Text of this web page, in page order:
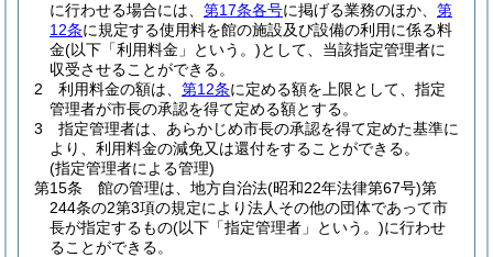
に行わせる場合には、 第17条各号に掲げる業務のほか、 第
12条に規定する使用料を館の施設及び設備の利用に係る料
金(以下「利用料金」という。)として、当該指定管理者に
収受させることができる。
2
利用料金の額は、 第12条に定める額を上限として、指定
管理者が市長の承認を得て定める額とする。
3
指定管理者は、あらかじめ市長の承認を得て定めた基準に
より、利用料金の減免又は還付をすることができる。
(指定管理者による管理)
第15条
館の管理は、地方自治法(昭和22年法律第67号)第
244条の2第3項の規定により法人その他の団体であって市
長が指定するもの(以下「指定管理者」という。)に行わせ
ることができる。